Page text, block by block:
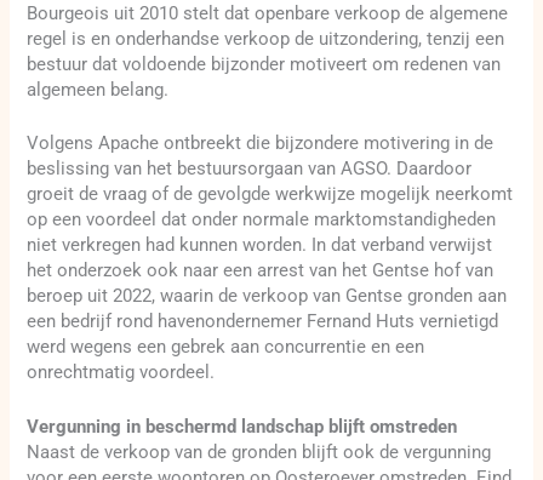
Bourgeois uit 2010 stelt dat openbare verkoop de algemene
regel is en onderhandse verkoop de uitzondering, tenzij een
bestuur dat voldoende bijzonder motiveert om redenen van
algemeen belang.
Volgens Apache ontbreekt die bijzondere motivering in de
beslissing van het bestuursorgaan van AGSO. Daardoor
groeit de vraag of de gevolgde werkwijze mogelijk neerkomt
op een voordeel dat onder normale marktomstandigheden
niet verkregen had kunnen worden. In dat verband verwijst
het onderzoek ook naar een arrest van het Gentse hof van
beroep uit 2022, waarin de verkoop van Gentse gronden aan
een bedrijf rond havenondernemer Fernand Huts vernietigd
werd wegens een gebrek aan concurrentie en een
onrechtmatig voordeel.
Vergunning in beschermd landschap blijft omstreden
Naast de verkoop van de gronden blijft ook de vergunning